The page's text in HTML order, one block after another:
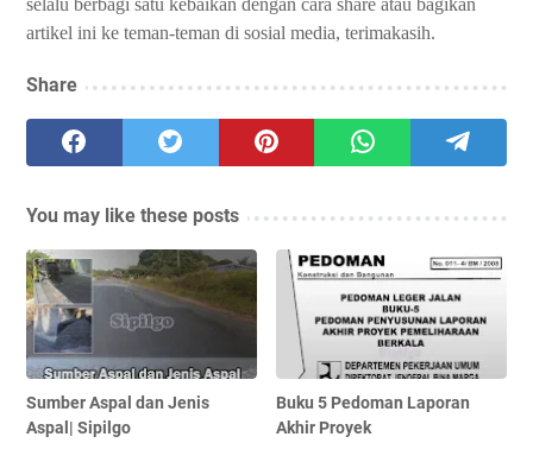
artikel ini ke teman-teman di sosial media, terimakasih.
Share
You may like these posts
Sumber Aspal dan Jenis
Aspal| Sipilgo
Buku 5 Pedoman Laporan
Akhir Proyek